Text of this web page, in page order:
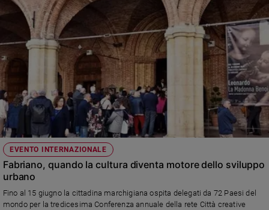
EVENTO INTERNAZIONALE
Fabriano, quando la cultura diventa motore dello sviluppo
urbano
Fino al 15 giugno la cittadina marchigiana ospita delegati da 72 Paesi del
mondo per la tredicesima Conferenza annuale della rete Città creative